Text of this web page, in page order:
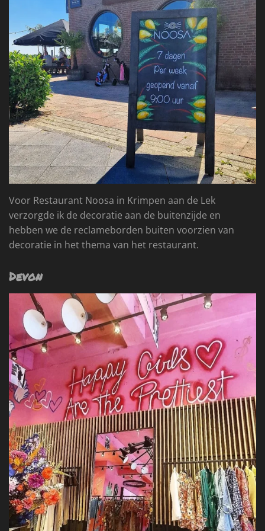
Voor Restaurant Noosa in Krimpen aan de Lek
verzorgde ik de decoratie aan de buitenzijde en
hebben we de reclameborden buiten voorzien van
decoratie in het thema van het restaurant.
Devon